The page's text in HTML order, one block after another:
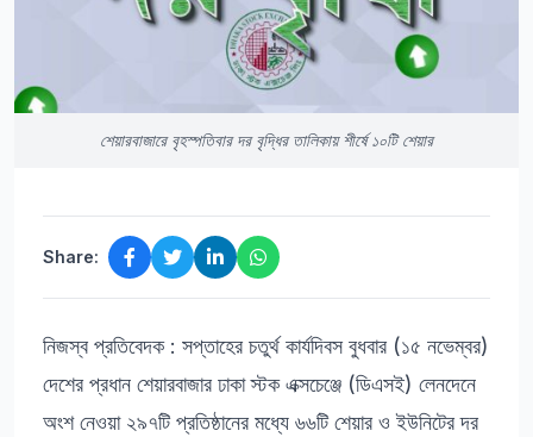
শেয়ারবাজারে বৃহস্পতিবার দর বৃদ্ধির তালিকায় শীর্ষে ১০টি শেয়ার
Share:
নিজস্ব প্রতিবেদক : সপ্তাহের চতুর্থ কার্যদিবস বুধবার (১৫ নভেম্বর)
দেশের প্রধান শেয়ারবাজার ঢাকা স্টক এক্সচেঞ্জে (ডিএসই) লেনদেনে
অংশ নেওয়া ২৯৭টি প্রতিষ্ঠানের মধ্যে ৬৬টি শেয়ার ও ইউনিটের দর